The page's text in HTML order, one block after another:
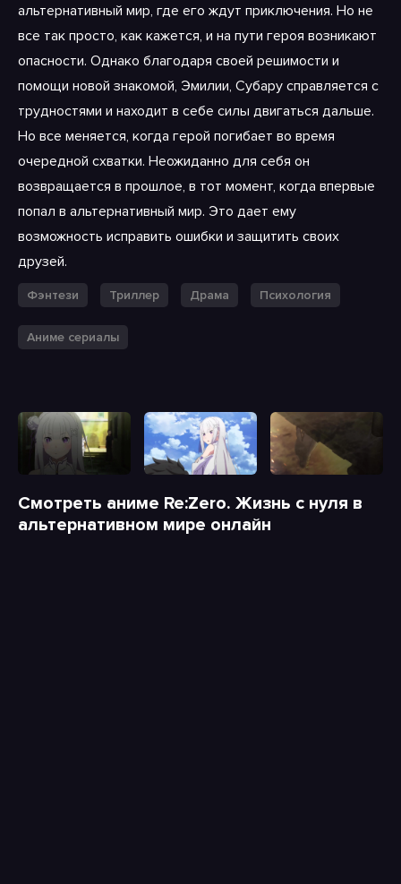
альтернативный мир, где его ждут приключения. Но не
все так просто, как кажется, и на пути героя возникают
опасности. Однако благодаря своей решимости и
помощи новой знакомой, Эмилии, Субару справляется с
трудностями и находит в себе силы двигаться дальше.
Но все меняется, когда герой погибает во время
очередной схватки. Неожиданно для себя он
возвращается в прошлое, в тот момент, когда впервые
попал в альтернативный мир. Это дает ему
возможность исправить ошибки и защитить своих
друзей.
Фэнтези Триллер Драма Психология
Аниме сериалы
Смотреть аниме Re:Zero. Жизнь с нуля в
альтернативном мире онлайн